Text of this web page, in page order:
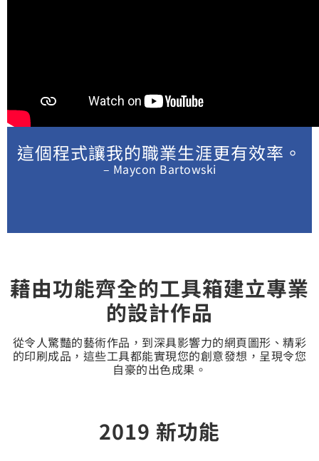
這個程式讓我的職業生涯更有效率。
– Maycon Bartowski
藉由功能齊全的工具箱建立專業
的設計作品
從令人驚豔的藝術作品，到深具影響力的網頁圖形、精彩
的印刷成品，這些工具都能實現您的創意發想，呈現令您
自豪的出色成果。
2019 新功能